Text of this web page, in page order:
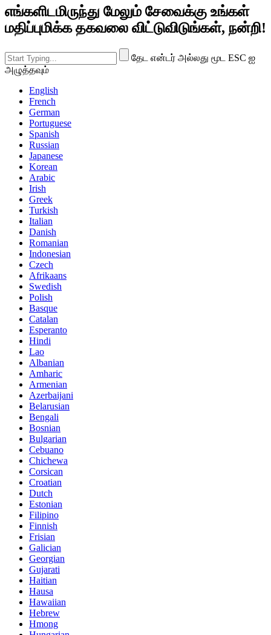
எங்களிடமிருந்து மேலும் சேவைக்கு உங்கள்
மதிப்புமிக்க தகவலை விட்டுவிடுங்கள், நன்றி!
தேட என்டர் அல்லது மூட ESC ஐ
அழுத்தவும்
English
French
German
Portuguese
Spanish
Russian
Japanese
Korean
Arabic
Irish
Greek
Turkish
Italian
Danish
Romanian
Indonesian
Czech
Afrikaans
Swedish
Polish
Basque
Catalan
Esperanto
Hindi
Lao
Albanian
Amharic
Armenian
Azerbaijani
Belarusian
Bengali
Bosnian
Bulgarian
Cebuano
Chichewa
Corsican
Croatian
Dutch
Estonian
Filipino
Finnish
Frisian
Galician
Georgian
Gujarati
Haitian
Hausa
Hawaiian
Hebrew
Hmong